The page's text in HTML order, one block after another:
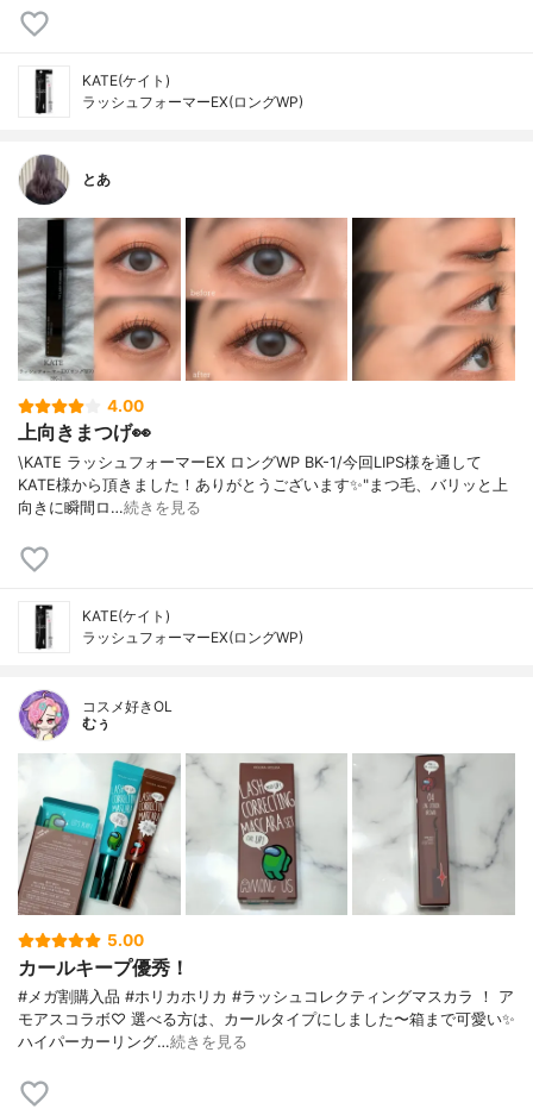
KATE(ケイト)
ラッシュフォーマーEX(ロングWP)
とあ
4.00
上向きまつげ👀
\KATE ラッシュフォーマーEX ロングWP BK-1/今回LIPS様を通して
KATE様から頂きました！ありがとうございます✨"まつ毛、バリッと上
向きに瞬間ロ…続きを見る
KATE(ケイト)
ラッシュフォーマーEX(ロングWP)
コスメ好きOL
むぅ
5.00
カールキープ優秀！
#メガ割購入品 #ホリカホリカ #ラッシュコレクティングマスカラ ！ ア
モアスコラボ♡ 選べる方は、カールタイプにしました〜箱まで可愛い✨
ハイパーカーリング…続きを見る